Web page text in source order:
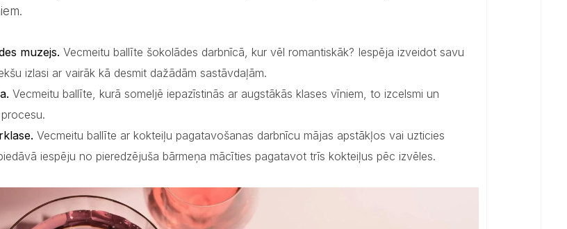
muzejs. Vecmeitu ballīte šokolādes darbnīcā, kur vēl romantiskāk? Iespēja izveidot savu
izlasi ar vairāk kā desmit dažādām sastāvdaļām.
Vecmeitu ballīte, kurā someljē iepazīstinās ar augstākās klases vīniem, to izcelsmi un
Vecmeitu ballīte ar kokteiļu pagatavošanas darbnīcu mājas apstākļos vai uzticies
iespēju no pieredzējuša bārmeņa mācīties pagatavot trīs kokteiļus pēc izvēles.